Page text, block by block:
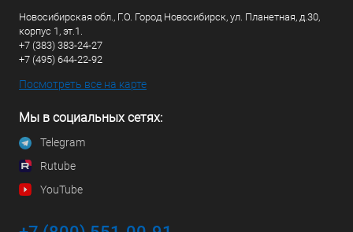
Новосибирская обл., Г.О. Город Новосибирск, ул. Планетная, д.30,
корпус 1, эт.1.
+7 (383) 383-24-27
+7 (495) 644-22-92
Посмотреть все на карте
Мы в социальных сетях:
Telegram
Rutube
YouTube